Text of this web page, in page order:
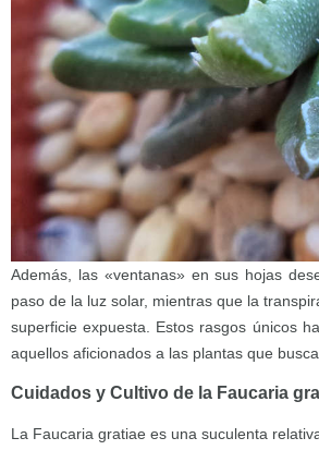
Además, las «ventanas» en sus hojas
paso de la luz solar, mientras que la
superficie expuesta. Estos rasgos únicos
aquellos aficionados a las plantas que
Cuidados y Cultivo de la Faucaria
La Faucaria gratiae es una suculenta